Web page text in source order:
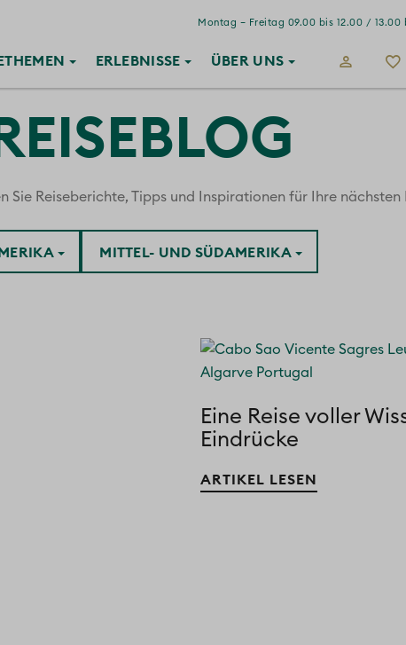
Montag – Freitag 09.00 bis 12.00 / 13.00
THEMEN ERLEBNISSE ÜBER UNS
Reiseberichte, Tipps und Inspirationen für Ihre nächsten
MITTEL- UND SÜDAMERIKA
Eine Reise voller
Eindrücke
ARTIKEL LESEN